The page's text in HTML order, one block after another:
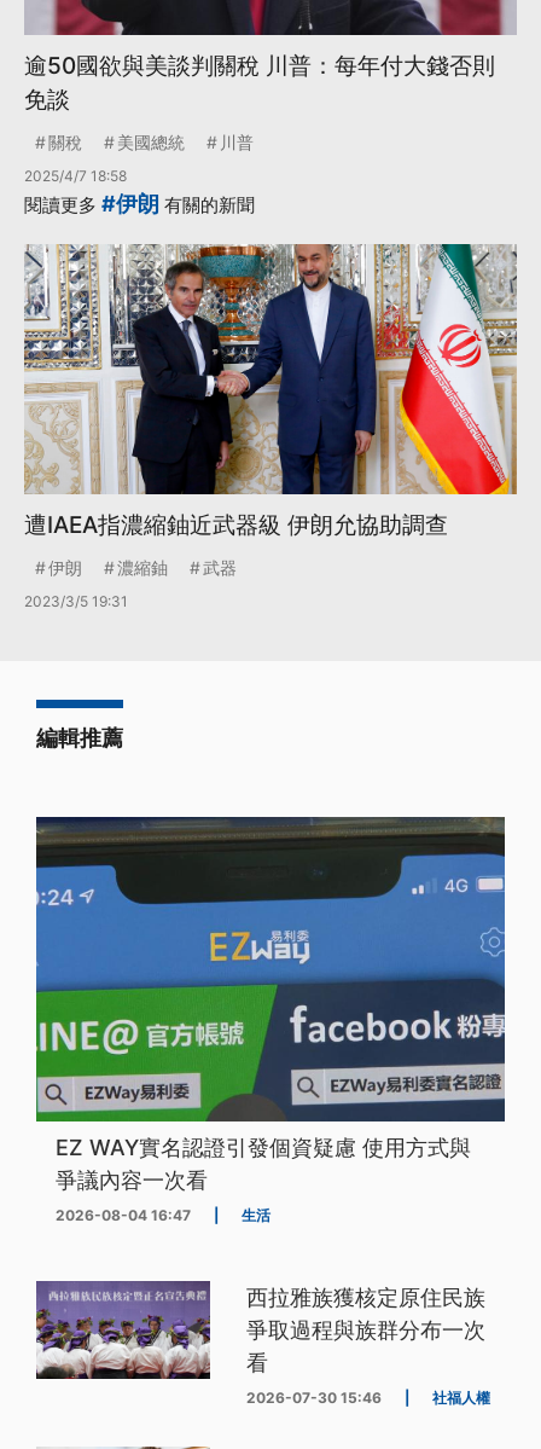
逾50國欲與美談判關稅 川普：每年付大錢否則
免談
關稅 美國總統 川普
2025/4/7 18:58
閱讀更多 #伊朗 有關的新聞
遭IAEA指濃縮鈾近武器級 伊朗允協助調查
伊朗 濃縮鈾 武器
2023/3/5 19:31
編輯推薦
EZ WAY實名認證引發個資疑慮 使用方式與
爭議內容一次看
2026-08-04 16:47 生活
西拉雅族獲核定原住民族
爭取過程與族群分布一次
看
2026-07-30 15:46 社福人權